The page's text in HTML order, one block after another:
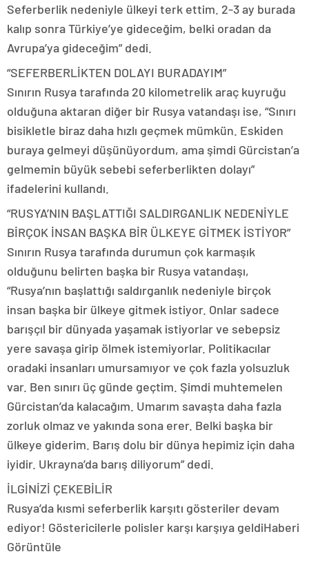
Seferberlik nedeniyle ülkeyi terk ettim. 2-3 ay burada
kalıp sonra Türkiye’ye gideceğim, belki oradan da
Avrupa’ya gideceğim” dedi.
“SEFERBERLİKTEN DOLAYI BURADAYIM”
Sınırın Rusya tarafında 20 kilometrelik araç kuyruğu
olduğuna aktaran diğer bir Rusya vatandaşı ise, “Sınırı
bisikletle biraz daha hızlı geçmek mümkün. Eskiden
buraya gelmeyi düşünüyordum, ama şimdi Gürcistan’a
gelmemin büyük sebebi seferberlikten dolayı”
ifadelerini kullandı.
“RUSYA’NIN BAŞLATTIĞI SALDIRGANLIK NEDENİYLE
BİRÇOK İNSAN BAŞKA BİR ÜLKEYE GİTMEK İSTİYOR”
Sınırın Rusya tarafında durumun çok karmaşık
olduğunu belirten başka bir Rusya vatandaşı,
“Rusya’nın başlattığı saldırganlık nedeniyle birçok
insan başka bir ülkeye gitmek istiyor. Onlar sadece
barışçıl bir dünyada yaşamak istiyorlar ve sebepsiz
yere savaşa girip ölmek istemiyorlar. Politikacılar
oradaki insanları umursamıyor ve çok fazla yolsuzluk
var. Ben sınırı üç günde geçtim. Şimdi muhtemelen
Gürcistan’da kalacağım. Umarım savaşta daha fazla
zorluk olmaz ve yakında sona erer. Belki başka bir
ülkeye giderim. Barış dolu bir dünya hepimiz için daha
iyidir. Ukrayna’da barış diliyorum” dedi.
İLGİNİZİ ÇEKEBİLİR
Rusya’da kısmi seferberlik karşıtı gösteriler devam
ediyor! Göstericilerle polisler karşı karşıya geldiHaberi
Görüntüle